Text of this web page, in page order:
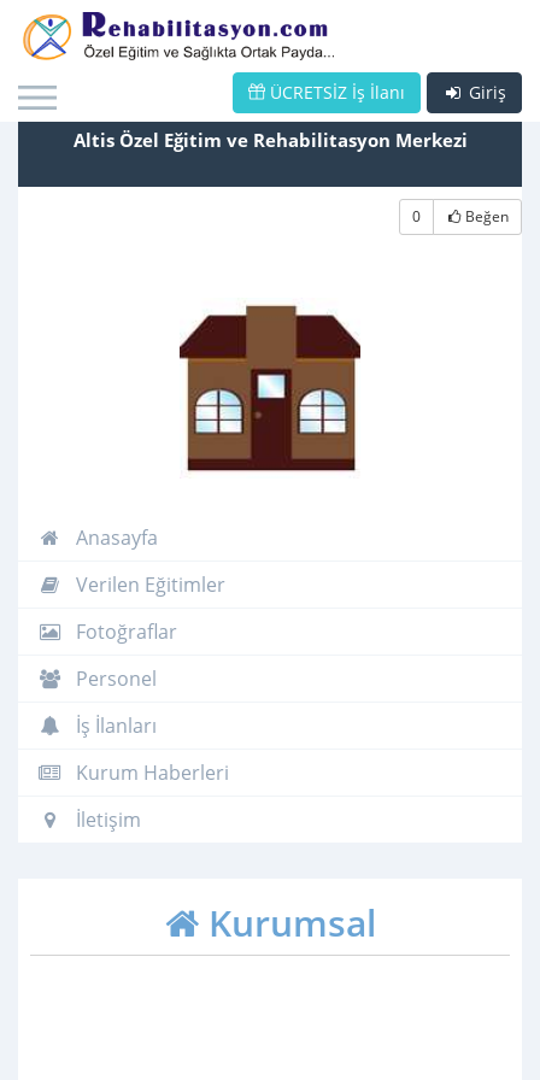
Giriş
ÜCRETSİZ İş İlanı
Altis Özel Eğitim ve Rehabilitasyon Merkezi
0 Beğen
Anasayfa
Verilen Eğitimler
Fotoğraflar
Personel
İş İlanları
Kurum Haberleri
İletişim
Kurumsal